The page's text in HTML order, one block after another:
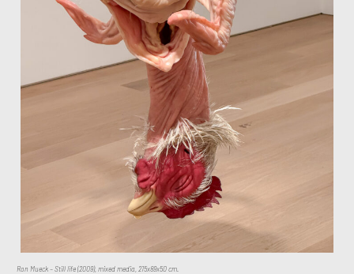
Ron Mueck – Still life (2009), mixed media, 215x89x50 cm.